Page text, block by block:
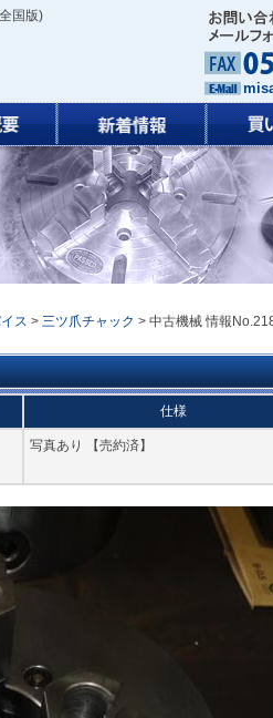
全国版)
ス > 三ツ爪チャック > 中古機械 情報
仕様
写真あり 【売約済】